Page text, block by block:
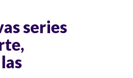
series